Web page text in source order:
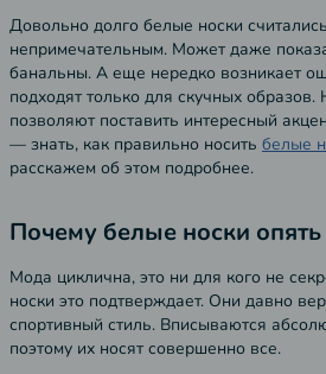
Довольно долго белые носки
непримечательным. Может даже
банальны. А еще нередко возникает
подходят только для скучных образов.
позволяют поставить интересный
— знать, как правильно носить белые
расскажем об этом подробнее.
Почему белые носки опять
Мода циклична, это ни для кого не
носки это подтверждает. Они давно
спортивный стиль. Вписываются
поэтому их носят совершенно все.